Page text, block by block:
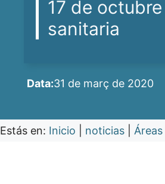
17 de
sanitaria
Data:31 de març de 2020
Estás en: Inicio noticias Áreas